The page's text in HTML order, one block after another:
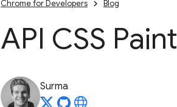
Chrome for Developers Blog
API CSS Paint
Surma